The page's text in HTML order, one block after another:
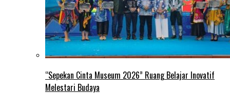
“Sepekan Cinta Museum 2026” Ruang Belajar Inovatif
Melestari Budaya